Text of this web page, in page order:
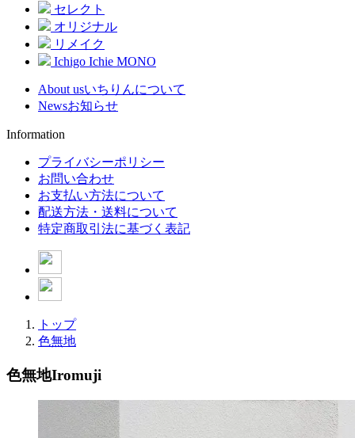
セレクト
オリジナル
リメイク
Ichigo Ichie MONO
About usいちりんについて
Newsお知らせ
Information
プライバシーポリシー
お問い合わせ
お支払い方法について
配送方法・送料について
特定商取引法に基づく表記
トップ
色無地
色無地Iromuji